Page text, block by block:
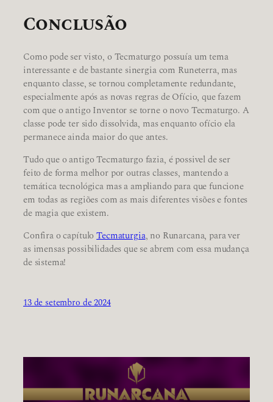
Conclusão
Como pode ser visto, o Tecmaturgo possuía um tema
interessante e de bastante sinergia com Runeterra, mas
enquanto classe, se tornou completamente redundante,
especialmente após as novas regras de Ofício, que fazem
com que o antigo Inventor se torne o novo Tecmaturgo. A
classe pode ter sido dissolvida, mas enquanto ofício ela
permanece ainda maior do que antes.
Tudo que o antigo Tecmaturgo fazia, é possivel de ser
feito de forma melhor por outras classes, mantendo a
temática tecnológica mas a ampliando para que funcione
em todas as regiões com as mais diferentes visões e fontes
de magia que existem.
Confira o capítuloTecmaturgia, no Runarcana, para ver
as imensas possibilidades que se abrem com essa mudança
de sistema!
13 de setembro de 2024